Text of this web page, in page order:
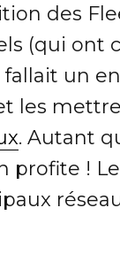
des
(qui ont
fallait un
les
. Autant
profite !